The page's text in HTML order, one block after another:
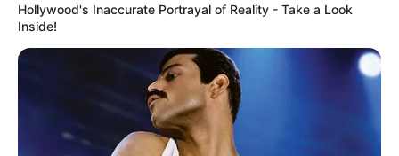
Hollywood's Inaccurate Portrayal of Reality - Take a Look
Inside!